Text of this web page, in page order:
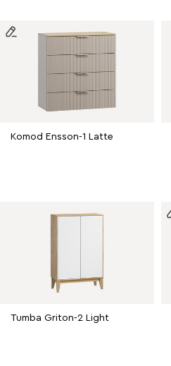
Komod Ensson-1 Latte
Tumba Griton-2 Light